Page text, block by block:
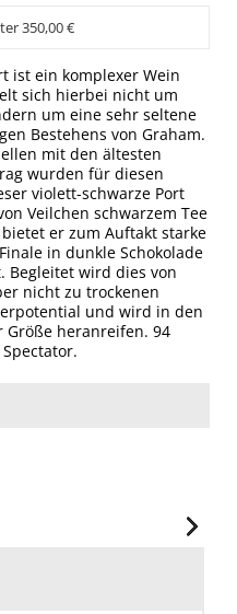
350,00 €
ist ein komplexer Wein
sich hierbei nicht um
um eine sehr seltene
Bestehens von Graham.
mit den ältesten
wurden für diesen
violett-schwarze Port
Veilchen schwarzem Tee
er zum Auftakt starke
in dunkle Schokolade
Begleitet wird dies von
nicht zu trockenen
und wird in den
Größe heranreifen. 94